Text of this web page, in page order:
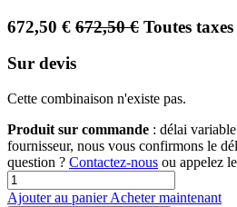
672,50 € 672,50€ Toutes
Sur devis
Cette combinaison n'existe pas.
Produit sur commande : délai
fournisseur, nous vous confirmons le
question ? Contactez-nous ou appelez le
Ajouter au panierAcheter maintenant